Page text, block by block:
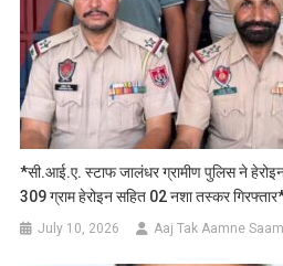
*सी.आई.ए. स्टाफ जालंधर ग्रामीण पुलिस ने
309 ग्राम हेरोइन सहित 02 नशा तस्कर
July 10, 2026 Aaj Tak Aamne